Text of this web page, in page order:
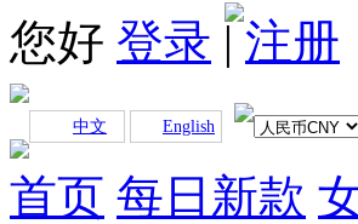
您好 登录 | 注册
中文 English
首页 每日新款